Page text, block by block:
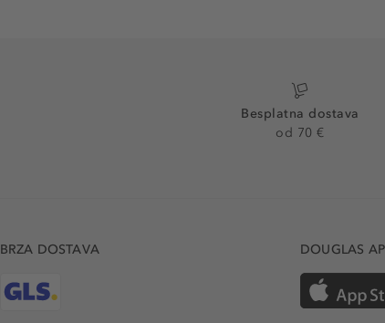
Besplatna dostava
od 70 €
BRZA DOSTAVA DOUGLAS